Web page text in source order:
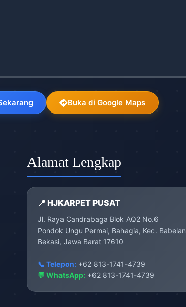
Buka di Google Maps
Alamat Lengkap
📍 HJKARPET PUSAT
Jl. Raya Candrabaga Blok AQ2 No.6
Pondok Ungu Permai, Bahagia, Kec. Babelan
Bekasi, Jawa Barat 17610
📞 Telepon:+62 813-1741-4739
💬 WhatsApp: +62 813-1741-4739